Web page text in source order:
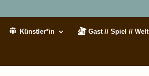
Künstler*in Gast // Spiel // Welt